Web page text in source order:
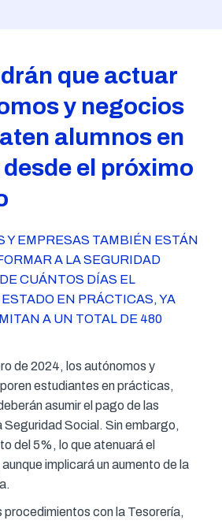
que actuar
y negocios
alumnos en
el próximo
Y EMPRESAS TAMBIÉN ESTÁN
A LA SEGURIDAD
CUÁNTOS DÍAS EL
EN PRÁCTICAS, YA
A UN TOTAL DE 480
de 2024, los autónomos y
estudiantes en prácticas,
asumir el pago de las
Seguridad Social. Sin embargo,
del 5%, lo que atenuará el
implicará un aumento de la
procedimientos con la Tesorería,